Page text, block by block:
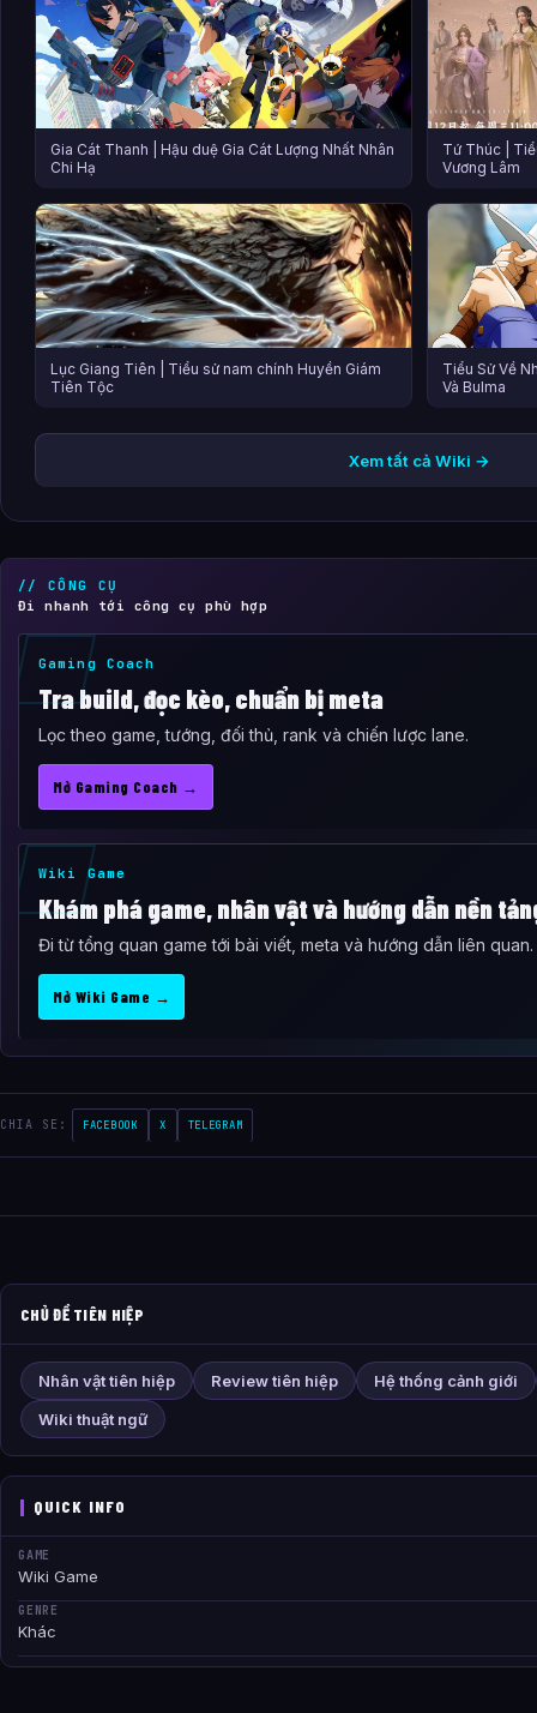
Gia Cát Thanh | Hậu duệ Gia Cát Lượng Nhất Nhân
Chi Hạ
Tứ Thúc |
Vương Lâm
Lục Giang Tiên | Tiểu sử nam chính Huyền Giám
Tiên Tộc
Tiểu Sử Về
Và Bulma
Xem tất cả Wiki →
// CÔNG CỤ
Đi nhanh tới công cụ phù hợp
Gaming Coach
Tra build, đọc kèo, chuẩn bị meta
Lọc theo game, tướng, đối thủ, rank và chiến lược lane.
Mở Gaming Coach →
Wiki Game
Khám phá game, nhân vật và hướng dẫn nền
Đi từ tổng quan game tới bài viết, meta và hướng dẫn liên quan.
Mở Wiki Game →
CHIA SE: FACEBOOK X TELEGRAM
CHỦ ĐỀ TIÊN HIỆP
Nhân vật tiên hiệp Review tiên hiệp
Hệ thống cảnh giới
Wiki thuật ngữ
QUICK INFO
GAME
Wiki Game
GENRE
Khác